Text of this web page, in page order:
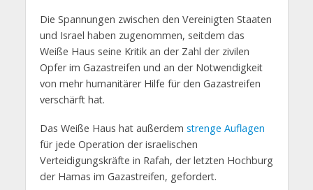
Die Spannungen zwischen den Vereinigten Staaten
und Israel haben zugenommen, seitdem das
Weiße Haus seine Kritik an der Zahl der zivilen
Opfer im Gazastreifen und an der Notwendigkeit
von mehr humanitärer Hilfe für den Gazastreifen
verschärft hat.
Das Weiße Haus hat außerdem strenge Auflagen
für jede Operation der israelischen
Verteidigungskräfte in Rafah, der letzten Hochburg
der Hamas im Gazastreifen, gefordert.